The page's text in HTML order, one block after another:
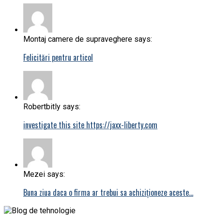
Montaj camere de supraveghere says:
Felicitări pentru articol
Robertbitly says:
investigate this site https://jaxx-liberty.com
Mezei says:
Buna ziua daca o firma ar trebui sa achiziționeze aceste…